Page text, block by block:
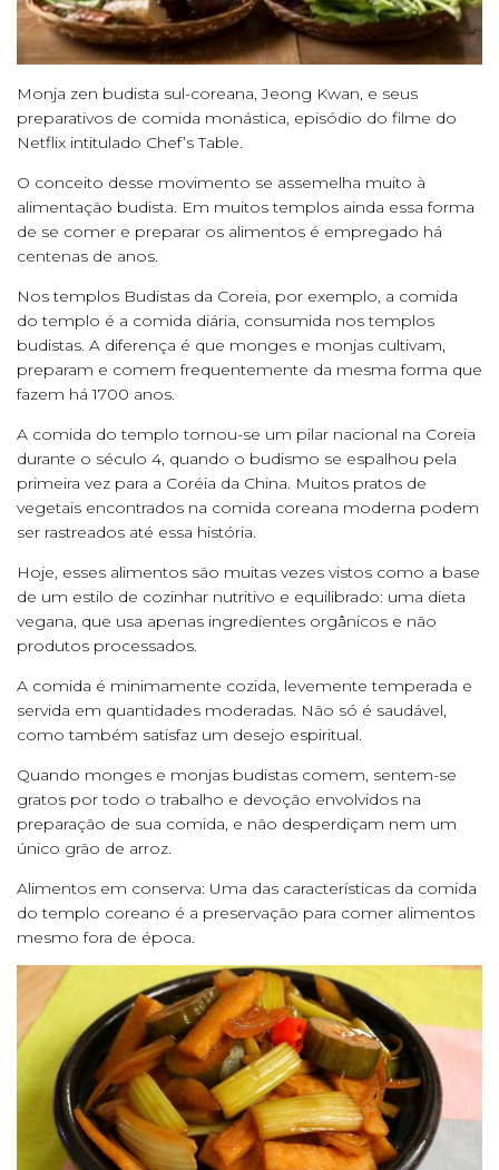
Monja zen budista sul-coreana, Jeong Kwan, e seus
preparativos de comida monástica, episódio do filme do
Netflix intitulado Chef’s Table.
O conceito desse movimento se assemelha muito à
alimentação budista. Em muitos templos ainda essa forma
de se comer e preparar os alimentos é empregado há
centenas de anos.
Nos templos Budistas da Coreia, por exemplo, a comida
do templo é a comida diária, consumida nos templos
budistas. A diferença é que monges e monjas cultivam,
preparam e comem frequentemente da mesma forma que
fazem há 1700 anos.
A comida do templo tornou-se um pilar nacional na Coreia
durante o século 4, quando o budismo se espalhou pela
primeira vez para a Coréia da China. Muitos pratos de
vegetais encontrados na comida coreana moderna podem
ser rastreados até essa história.
Hoje, esses alimentos são muitas vezes vistos como a base
de um estilo de cozinhar nutritivo e equilibrado: uma dieta
vegana, que usa apenas ingredientes orgânicos e não
produtos processados.
A comida é minimamente cozida, levemente temperada e
servida em quantidades moderadas. Não só é saudável,
como também satisfaz um desejo espiritual.
Quando monges e monjas budistas comem, sentem-se
gratos por todo o trabalho e devoção envolvidos na
preparação de sua comida, e não desperdiçam nem um
único grão de arroz.
Alimentos em conserva: Uma das características da comida
do templo coreano é a preservação para comer alimentos
mesmo fora de época.